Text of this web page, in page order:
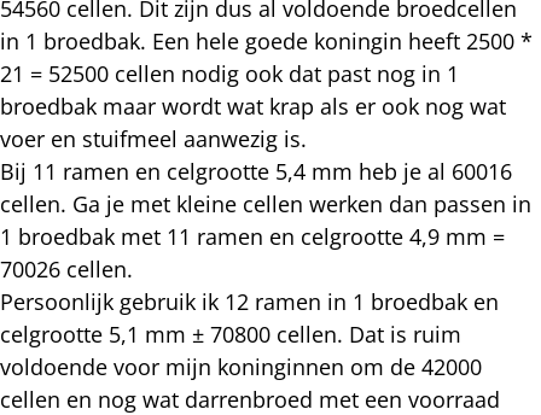
54560 cellen. Dit zijn dus al voldoende broedcellen
in 1 broedbak. Een hele goede koningin heeft 2500 *
21 = 52500 cellen nodig ook dat past nog in 1
broedbak maar wordt wat krap als er ook nog wat
voer en stuifmeel aanwezig is.
Bij 11 ramen en celgrootte 5,4 mm heb je al 60016
cellen. Ga je met kleine cellen werken dan passen in
1 broedbak met 11 ramen en celgrootte 4,9 mm =
70026 cellen.
Persoonlijk gebruik ik 12 ramen in 1 broedbak en
celgrootte 5,1 mm ± 70800 cellen. Dat is ruim
voldoende voor mijn koninginnen om de 42000
cellen en nog wat darrenbroed met een voorraad